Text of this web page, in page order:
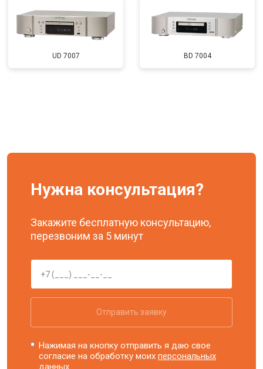
UD 7007 BD 7004
Нужна консультация?
Закажите бесплатную консультацию,
перезвоним за 5 минут
Отправить заявку
Нажимая на кнопку отправить я даю свое
согласие на обработку моихперсональных
данных.